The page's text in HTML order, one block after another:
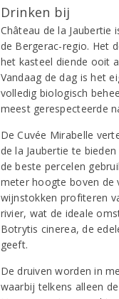
Drinken bij
Château de la Jaubertie
de Bergerac-regio. Het
het kasteel diende ooit
Vandaag de dag is het
volledig biologisch
meest gerespecteerde
De Cuvée Mirabelle
de la Jaubertie te
de beste percelen
meter hoogte boven de
wijnstokken profiteren
rivier, wat de ideale
Botrytis cinerea, de
geeft.
De druiven worden in
waarbij telkens alleen